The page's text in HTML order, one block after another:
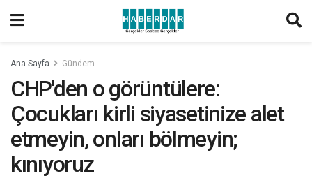
Ana Sayfa Gündem
CHP'den o görüntülere:
Çocukları kirli siyasetinize alet
etmeyin, onları bölmeyin;
kınıyoruz